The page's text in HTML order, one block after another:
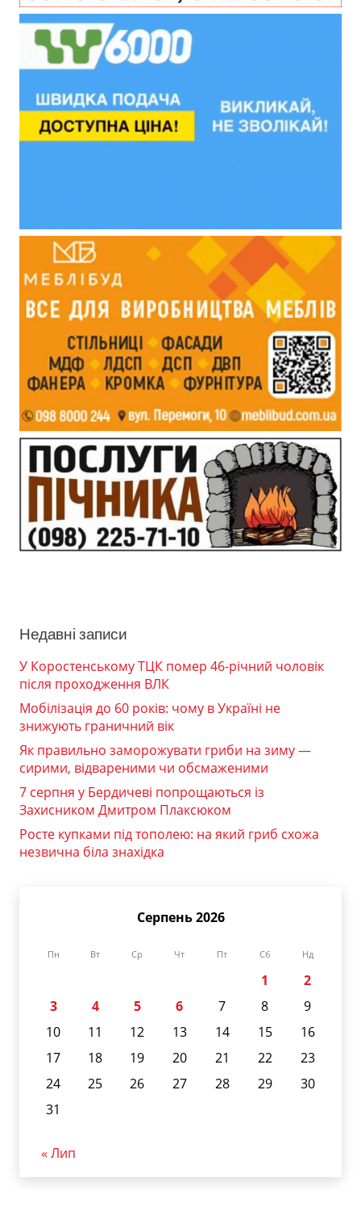
Недавні записи
У Коростенському ТЦК помер 46-річний чоловік
після проходження ВЛК
Мобілізація до 60 років: чому в Україні не
знижують граничний вік
Як правильно заморожувати гриби на зиму —
сирими, відвареними чи обсмаженими
7 серпня у Бердичеві попрощаються із
Захисником Дмитром Плаксюком
Росте купками під тополею: на який гриб схожа
незвична біла знахідка
Серпень 2026
Пн Вт Ср Чт Пт Сб Нд
1
2
3
4 5 6 7 8
9
10
11 12 13 14 15
16
17
18 19 20 21 22
23
24
25 26 27 28 29
30
31
« Лип